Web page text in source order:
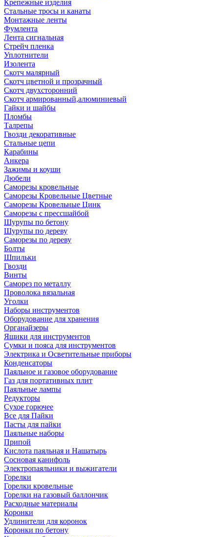
Крепежные изделия
Стальные тросы и канаты
Монтажные ленты
Фумлента
Лента сигнальная
Стрейч пленка
Уплотнители
Изолента
Скотч малярный
Скотч цветной и прозрачный
Скотч двухсторонний
Скотч армированный,алюминиевый
Гайки и шайбы
Пломбы
Талрепы
Гвозди декоративные
Стальные цепи
Карабины
Анкера
Зажимы и коуши
Дюбели
Саморезы кровельные
Саморезы Кровельные Цветные
Саморезы Кровельные Цинк
Саморезы с прессшайбой
Шурупы по бетону
Шурупы по дереву
Саморезы по дереву
Болты
Шпильки
Гвозди
Винты
Саморез по металлу
Проволока вязальная
Уголки
Наборы инструментов
Оборудование для хранения
Органайзеры
Ящики для инструментов
Сумки и пояса для инструментов
Электрика и Осветительные приборы
Конденсаторы
Паяльное и газовое оборудование
Газ для портативных плит
Паяльные лампы
Редукторы
Сухое горючее
Все для Пайки
Пасты для пайки
Паяльные наборы
Припой
Кислота паяльная и Нашатырь
Сосновая канифоль
Электропаяльники и выжигатели
Горелки
Горелки кровельные
Горелки на газовый баллончик
Расходные материалы
Коронки
Удлинители для коронок
Коронки по бетону